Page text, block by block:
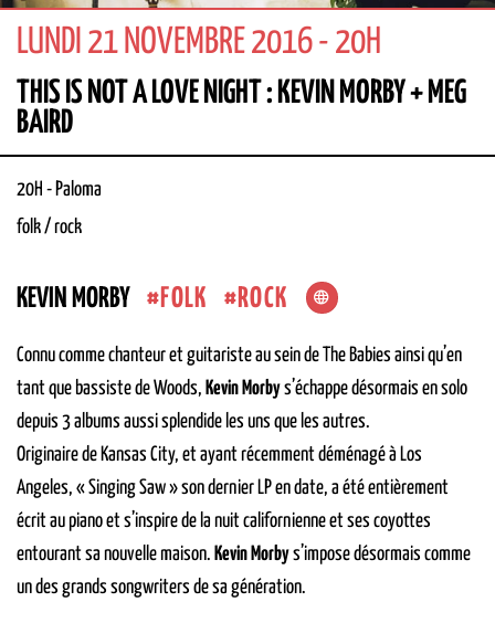
LUNDI 21 NOVEMBRE 2016 - 20H
THIS IS NOT A LOVE NIGHT : KEVIN MORBY + MEG
BAIRD
20H - Paloma
folk / rock
KEVIN MORBY FOLK ROCK
Connu comme chanteur et guitariste au sein de The Babies ainsi qu’en
tant que bassiste de Woods, Kevin Morbys’échappe désormais en solo
depuis 3 albums aussi splendide les uns que les autres.
Originaire de Kansas City, et ayant récemment déménagé à Los
Angeles, « Singing Saw » son dernier LP en date, a été entièrement
écrit au piano et s’inspire de la nuit californienne et ses coyottes
entourant sa nouvelle maison. Kevin Morbys’impose désormais comme
un des grands songwriters de sa génération.